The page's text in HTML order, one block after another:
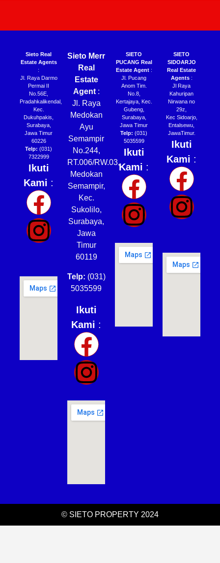
Sieto Real
Estate Agents
:
Jl. Raya Darmo
Permai II
No.56E,
Pradahkalikendal,
Kec.
Dukuhpakis,
Surabaya,
Jawa Timur
60226
Telp: (031)
7322999
Ikuti
Kami :
Sieto Merr
Real
Estate
Agent:
Jl. Raya
Medokan
Ayu
Semampir
No.244,
RT.006/RW.03,
Medokan
Semampir,
Kec.
Sukolilo,
Surabaya,
Jawa
Timur
60119
Telp: (031)
5035599
Ikuti
Kami :
SIETO
PUCANG Real
Estate Agent:
Jl. Pucang
Anom Tim.
No.8,
Kertajaya, Kec.
Gubeng,
Surabaya,
Jawa Timur
Telp: (031)
5035599
Ikuti
Kami :
SIETO
SIDOARJO
Real Estate
Agents:
Jl Raya
Kahuripan
Nirwana no
29z,
Kec Sidoarjo,
Entalsewu,
JawaTimur.
Ikuti
Kami :
© SIETO PROPERTY 2024